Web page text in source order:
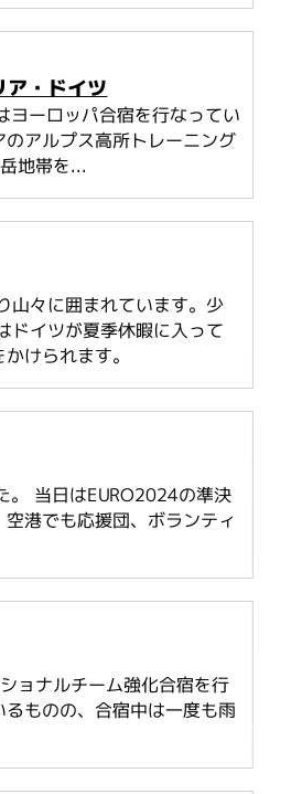
・ドイツ
ヨーロッパ合宿を行なってい
アルプス高所トレーニング
地帯を...
山々に囲まれています。少
ドイツが夏季休暇に入って
けられます。
。 当日はEURO2024の準決
港でも応援団、ボランティ
ョナルチーム強化合宿を行
ものの、合宿中は一度も雨